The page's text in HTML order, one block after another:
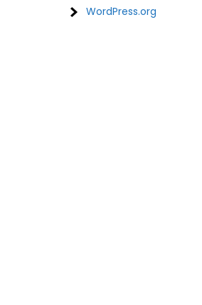
WordPress.org